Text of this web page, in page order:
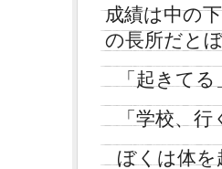
成績は中の
の長所だと
「起きて
「学校、
ぼくは体を